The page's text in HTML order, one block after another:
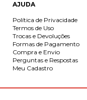
AJUDA
Política de Privacidade
Termos de Uso
Trocas e Devoluções
Formas de Pagamento
Compra e Envio
Perguntas e Respostas
Meu Cadastro